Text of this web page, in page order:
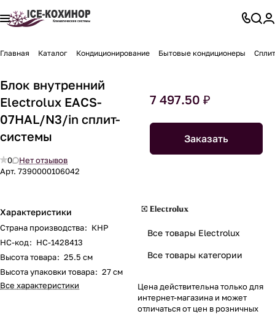
Главная Каталог Кондиционирование Бытовые кондиционеры
Блок внутренний
Electrolux EACS-
07HAL/N3/in сплит-
системы
0
Нет отзывов
Арт. 7390000106042
Характеристики
Страна производства: КНР
НС-код: НС-1428413
Высота товара: 25.5 см
Высота упаковки товара: 27 см
Все характеристики
7 497.50 ₽
Заказать
Все товары Electrolux
Все товары категории
Цена действительна только для
интернет-магазина и может
отличаться от цен в розничных